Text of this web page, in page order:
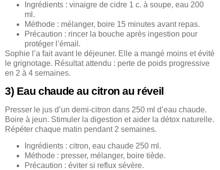
Ingrédients : vinaigre de cidre 1 c. à soupe, eau 200
ml.
Méthode : mélanger, boire 15 minutes avant repas.
Précaution : rincer la bouche après ingestion pour
protéger l’émail.
Sophie l’a fait avant le déjeuner. Elle a mangé moins et évité
le grignotage. Résultat attendu : perte de poids progressive
en 2 à 4 semaines.
3) Eau chaude au citron au réveil
Presser le jus d’un demi-citron dans 250 ml d’eau chaude.
Boire à jeun. Stimuler la digestion et aider la détox naturelle.
Répéter chaque matin pendant 2 semaines.
Ingrédients : citron, eau chaude 250 ml.
Méthode : presser, mélanger, boire tiède.
Précaution : éviter si reflux sévère.